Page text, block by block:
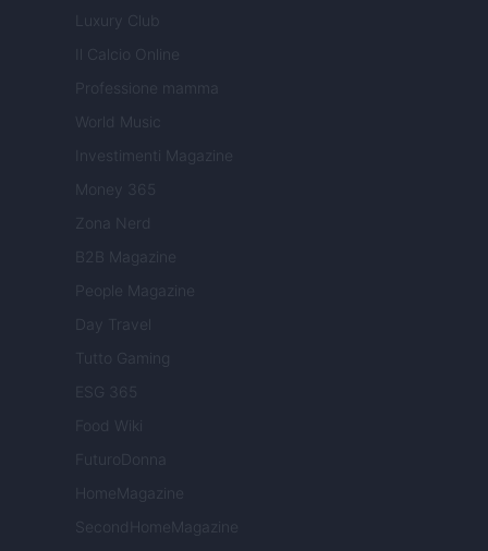
Luxury Club
Il Calcio Online
Professione mamma
World Music
Investimenti Magazine
Money 365
Zona Nerd
B2B Magazine
People Magazine
Day Travel
Tutto Gaming
ESG 365
Food Wiki
FuturoDonna
HomeMagazine
SecondHomeMagazine